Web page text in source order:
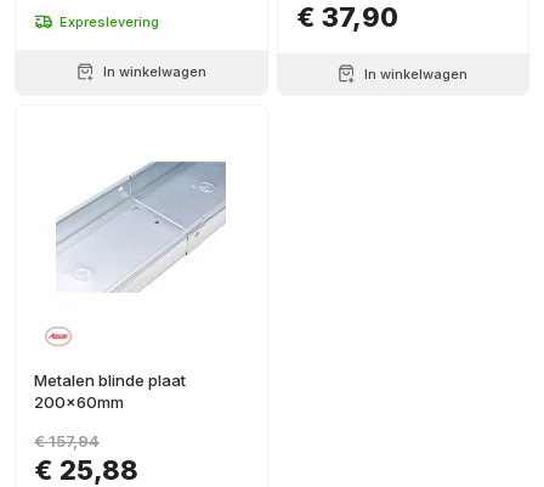
Expreslevering
In winkelwagen
€ 37,90
In winkelwagen
Metalen blinde plaat
200x60mm
€ 25,88
€ 157,94